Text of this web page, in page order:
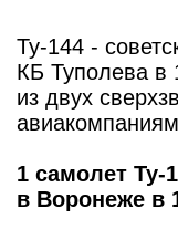
Ту-144 -
КБ Туполева в
из двух
1 самолет
в Воронеже в